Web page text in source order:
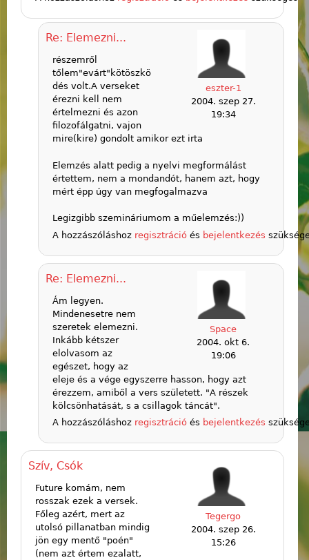
eszter-1
2004. szep 27.
19:34
Re: Elemezni...
részemről
tőlem"evárt"kötöszkö
dés volt.A verseket
érezni kell nem
értelmezni és azon
filozofálgatni, vajon
mire(kire) gondolt amikor ezt irta
Elemzés alatt pedig a nyelvi megformálást
értettem, nem a mondandót, hanem azt, hogy
mért épp úgy van megfogalmazva
Legizgibb szemináriumom a műelemzés:))
A hozzászóláshoz regisztráció és bejelentkezés
Space
2004. okt 6.
19:06
Re: Elemezni...
Ám legyen.
Mindenesetre nem
szeretek elemezni.
Inkább kétszer
elolvasom az
egészet, hogy az
eleje és a vége egyszerre hasson, hogy azt
érezzem, amiből a vers született. "A részek
kölcsönhatását, s a csillagok táncát".
A hozzászóláshoz regisztráció és bejelentkezés
Tegergo
2004. szep 26.
15:26
Szív, Csók
Future komám, nem
rosszak ezek a versek.
Főleg azért, mert az
utolsó pillanatban mindig
jön egy mentő "poén"
(nem azt értem ezalatt,